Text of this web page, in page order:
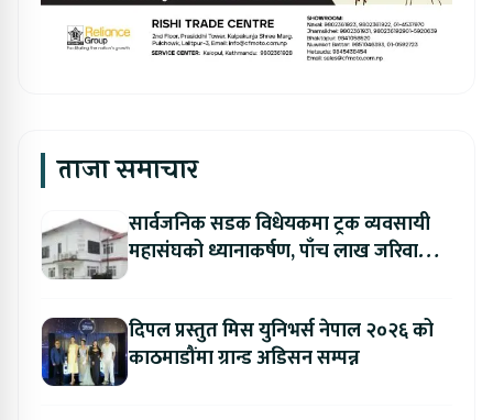
ताजा समाचार
सार्वजनिक सडक विधेयकमा ट्रक व्यवसायी
महासंघको ध्यानाकर्षण, पाँच लाख जरिवाना
दिपल प्रस्तुत मिस युनिभर्स नेपाल २०२६ को
काठमाडौंमा ग्रान्ड अडिसन सम्पन्न